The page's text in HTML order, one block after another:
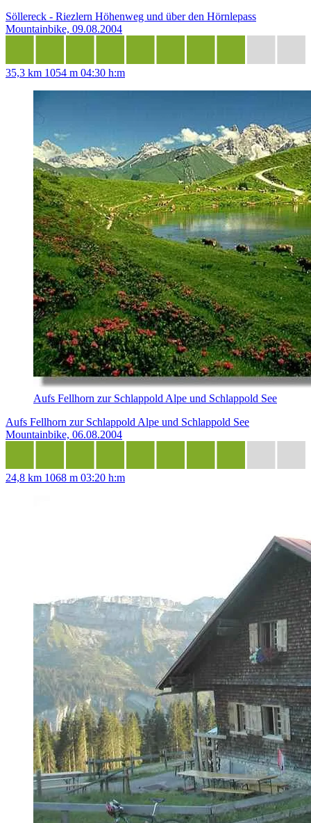
Söllereck - Riezlern Höhenweg und über den Hörnlepass
Mountainbike, 09.08.2004
35,3 km 1054 m 04:30 h:m
Aufs Fellhorn zur Schlappold Alpe und Schlappold See
Aufs Fellhorn zur Schlappold Alpe und Schlappold See
Mountainbike, 06.08.2004
24,8 km 1068 m 03:20 h:m